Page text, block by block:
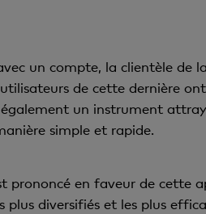
un compte, la clientèle de
de cette dernière
un instrument
simple et rapide.
prononcé en faveur de cette
diversifiés et les plus